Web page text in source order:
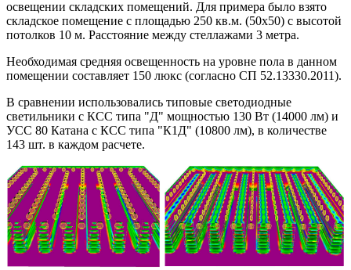
освещении складских помещений. Для примера было взято
складское помещение с площадью 250 кв.м. (50х50) с высотой
потолков 10 м. Расстояние между стеллажами 3 метра.
Необходимая средняя освещенность на уровне пола в данном
помещении составляет 150 люкс (согласно СП 52.13330.2011).
В сравнении использовались типовые светодиодные
светильники с КСС типа "Д" мощностью 130 Вт (14000 лм) и
УСС 80 Катана с КСС типа "К1Д" (10800 лм), в количестве
143 шт. в каждом расчете.